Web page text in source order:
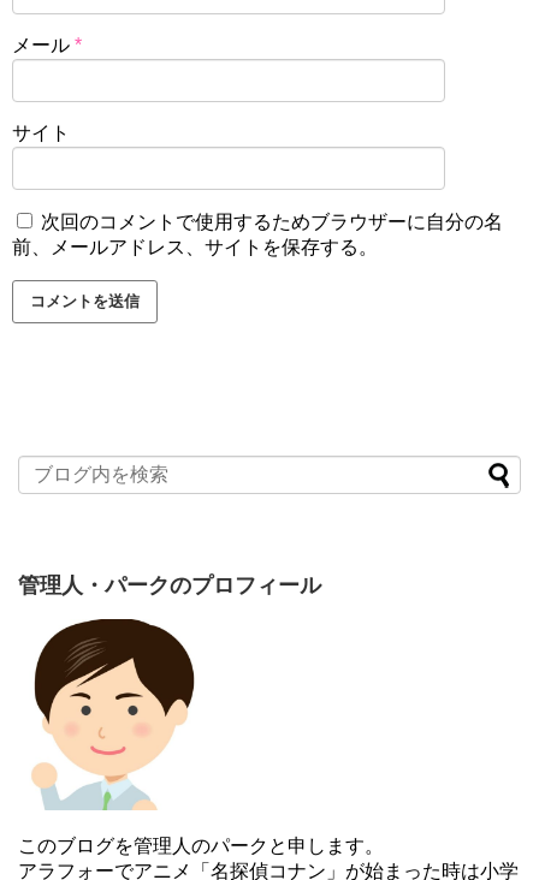
メール *
サイト
次回のコメントで使用するためブラウザーに自分の名
前、メールアドレス、サイトを保存する。
管理人・パークのプロフィール
このブログを管理人のパークと申します。
アラフォーでアニメ「名探偵コナン」が始まった時は小学